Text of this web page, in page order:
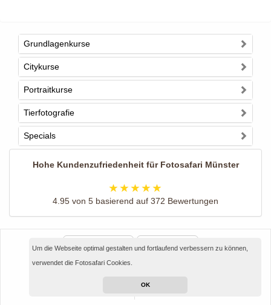
Um die Webseite optimal gestalten und fortlaufend verbessern zu können,
verwendet die Fotosafari Cookies.
OK
Grundlagenkurse
Citykurse
Portraitkurse
Tierfotografie
Specials
Hohe Kundenzufriedenheit für Fotosafari Münster
4.95 von 5 basierend auf 372 Bewertungen
Anrufen
E-Mail
Datenschutz